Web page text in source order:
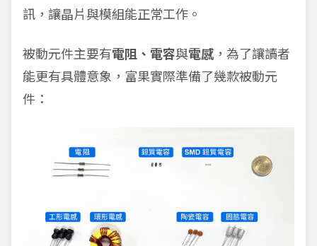
訊，讓晶片與模組能正常工作。
被動元件主要有電阻、電容與電感，為了讓讀者
能更有具體意象，富果實際準備了幾款被動元
件：